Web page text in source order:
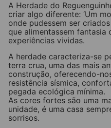
A Herdade do
criar algo diferente: ‘Um
onde pudessem ser
que alimentassem
experiências vividas.
A herdade caracteriza-se
terra crua, uma das mais
construção, oferecendo-
resistência sísmica,
pegada ecológica mínima.
As cores fortes são uma
unidade, é uma casa
sorrisos.